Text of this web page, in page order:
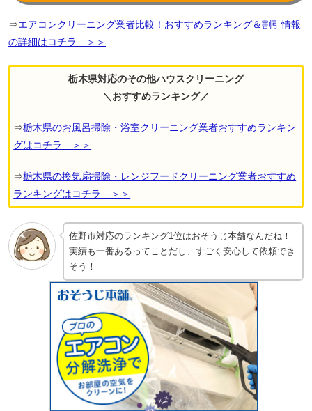
⇒エアコンクリーニング業者比較！おすすめランキング＆割引情報
の詳細はコチラ ＞＞
栃木県対応のその他ハウスクリーニング
＼おすすめランキング／
⇒栃木県のお風呂掃除・浴室クリーニング業者おすすめランキン
グはコチラ ＞＞
⇒栃木県の換気扇掃除・レンジフードクリーニング業者おすすめ
ランキングはコチラ ＞＞
佐野市対応のランキング1位はおそうじ本舗なんだね！
実績も一番あるってことだし、すごく安心して依頼でき
そう！